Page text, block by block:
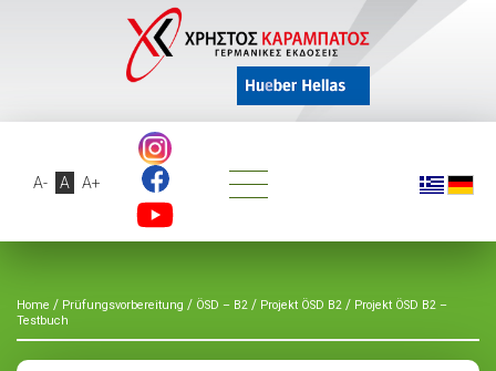
A- A A+
Home / Prüfungsvorbereitung / ÖSD – B2 / Projekt ÖSD B2 / Projekt ÖSD B2 –
Testbuch